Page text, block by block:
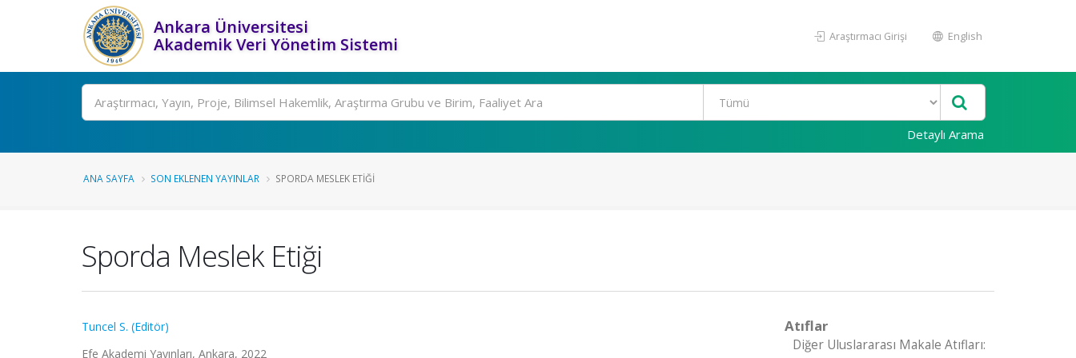
Ankara Üniversitesi
Akademik Veri Yönetim Sistemi
Araştırmacı Girişi English
Ara
Detaylı Arama
ANA SAYFA SON EKLENEN YAYINLAR SPORDA MESLEK ETIĞI
Sporda Meslek Etiği
Tuncel S. (Editör)
Efe Akademi Yayınları, Ankara, 2022
Atıflar
Diğer Uluslararası Makale Atıfları: